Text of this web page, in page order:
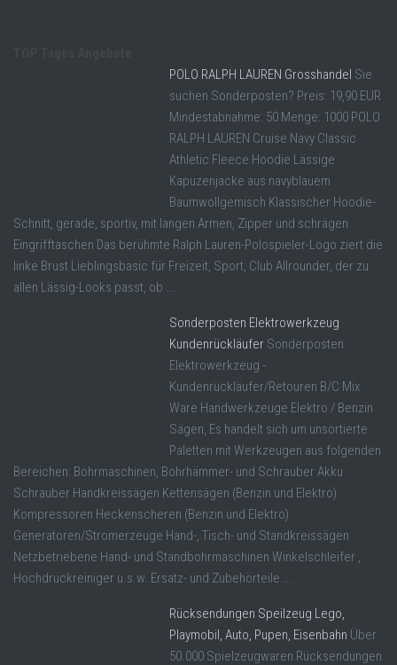
POLO RALPH LAUREN Grosshandel Sie
suchen Sonderposten? Preis: 19,90 EUR
Mindestabnahme: 50 Menge: 1000 POLO
RALPH LAUREN Cruise Navy Classic
Athletic Fleece Hoodie Lässige
Kapuzenjacke aus navyblauem
Baumwollgemisch Klassischer Hoodie-
Schnitt, gerade, sportiv, mit langen Armen, Zipper und schrägen
Eingrifftaschen Das berühmte Ralph Lauren-Polospieler-Logo ziert die
linke Brust Lieblingsbasic für Freizeit, Sport, Club Allrounder, der zu
allen Lässig-Looks passt, ob ...
Sonderposten Elektrowerkzeug
Kundenrückläufer Sonderposten
Elektrowerkzeug -
Kundenrückläufer/Retouren B/C Mix
Ware Handwerkzeuge Elektro / Benzin
Sägen, Es handelt sich um unsortierte
Paletten mit Werkzeugen aus folgenden
Bereichen: Bohrmaschinen, Bohrhämmer- und Schrauber Akku
Schrauber Handkreissägen Kettensägen (Benzin und Elektro)
Kompressoren Heckenscheren (Benzin und Elektro)
Generatoren/Stromerzeuge Hand-, Tisch- und Standkreissägen
Netzbetriebene Hand- und Standbohrmaschinen Winkelschleifer ,
Hochdruckreiniger u.s.w. Ersatz- und Zubehörteile ...
Rücksendungen Speilzeug Lego,
Playmobil, Auto, Pupen, Eisenbahn Über
50.000 Spielzeugwaren Rücksendungen